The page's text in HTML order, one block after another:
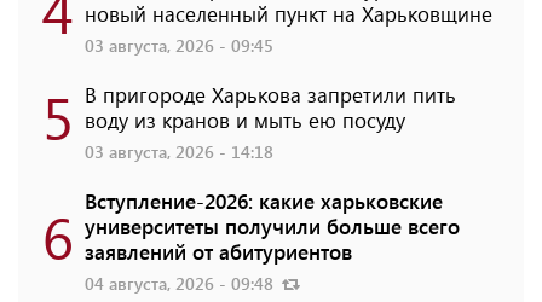
новый населенный пункт на Харьковщине
03 августа, 2026 - 09:45
5 В пригороде Харькова запретили пить
воду из кранов и мыть ею посуду
03 августа, 2026 - 14:18
6 Вступление-2026: какие харьковские
университеты получили больше всего
заявлений от абитуриентов
04 августа, 2026 - 09:48